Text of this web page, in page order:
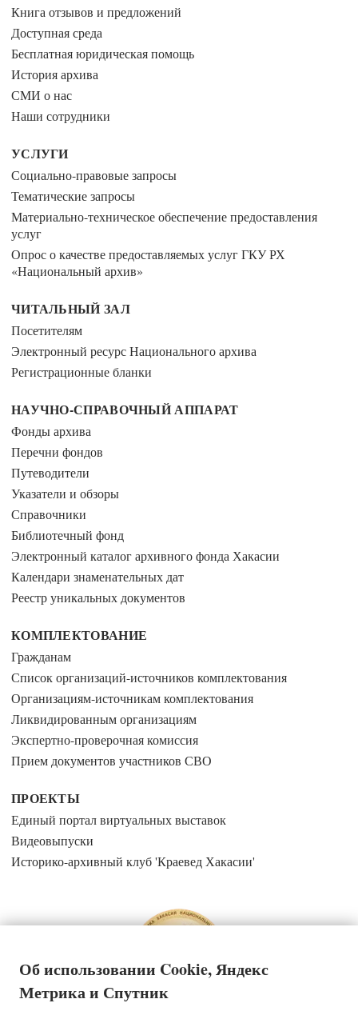
Книга отзывов и предложений
Доступная среда
Бесплатная юридическая помощь
История архива
СМИ о нас
Наши сотрудники
УСЛУГИ
Социально-правовые запросы
Тематические запросы
Материально-техническое обеспечение предоставления
услуг
Опрос о качестве предоставляемых услуг ГКУ РХ
«Национальный архив»
ЧИТАЛЬНЫЙ ЗАЛ
Посетителям
Электронный ресурс Национального архива
Регистрационные бланки
НАУЧНО-СПРАВОЧНЫЙ АППАРАТ
Фонды архива
Перечни фондов
Путеводители
Указатели и обзоры
Справочники
Библиотечный фонд
Электронный каталог архивного фонда Хакасии
Календари знаменательных дат
Реестр уникальных документов
КОМПЛЕКТОВАНИЕ
Гражданам
Список организаций-источников комплектования
Организациям-источникам комплектования
Ликвидированным организациям
Экспертно-проверочная комиссия
Прием документов участников СВО
ПРОЕКТЫ
Единый портал виртуальных выставок
Видеовыпуски
Историко-архивный клуб 'Краевед Хакасии'
Об использовании Cookie, Яндекс
Метрика и Спутник